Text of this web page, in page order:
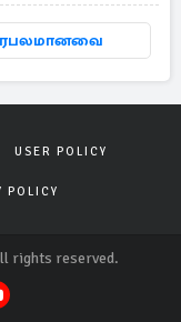
USER POLICY
POLICY
rights reserved.